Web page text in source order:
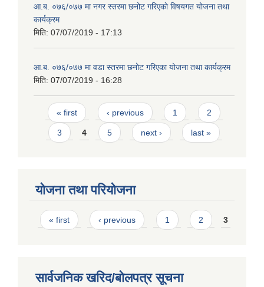
आ.ब. ०७६/०७७ मा नगर स्तरमा छनोट गरिएकाे विषयगत योजना तथा
कार्यक्रम
मिति: 07/07/2019 - 17:13
आ.ब. ०७६/०७७ मा वडा स्तरमा छनोट गरिएका योजना तथा कार्यक्रम
मिति: 07/07/2019 - 16:28
Pages
« first ‹ previous 1 2
3 4 5 next › last »
योजना तथा परियोजना
Pages
« first ‹ previous 1 2 3
सार्वजनिक खरिद/बोलपत्र सूचना